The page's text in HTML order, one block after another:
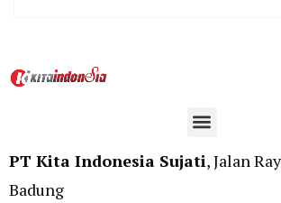
PT Kita Indonesia Sujati, Jalan
Badung